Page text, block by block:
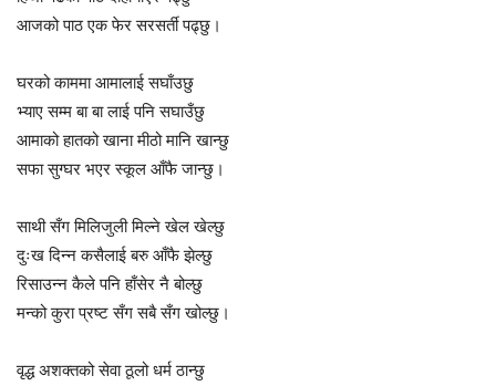
आजको पाठ एक फेर सरसर्ती पढ्छु।
घरको काममा आमालाई सघाँउछु
भ्याए सम्म बा बा लाई पनि सघाउँछु
आमाको हातको खाना मीठो मानि खान्छु
सफा सुग्घर भएर स्कूल आँफै जान्छु।
साथी सँग मिलिजुली मिल्ने खेल खेल्छु
दुःख दिन्न कसैलाई बरु आँफै झेल्छु
रिसाउन्न कैले पनि हाँसेर नै बोल्छु
मन्को कुरा प्रष्ट सँग सबै सँग खोल्छु।
वृद्ध अशक्तको सेवा ठूलो धर्म ठान्छु